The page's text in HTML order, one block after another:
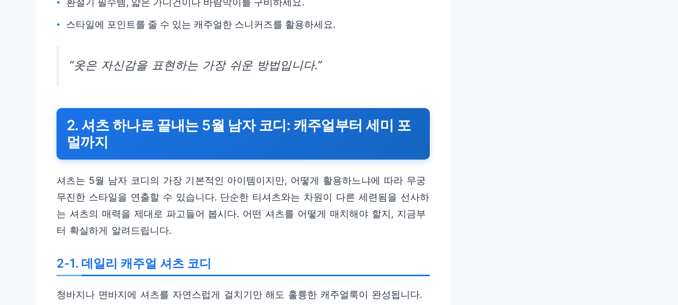
스타일에 포인트를 줄 수 있는 캐주얼한 스니커즈를 활용하세요.
“옷은 자신감을 표현하는 가장 쉬운 방법입니다.”
2. 셔츠 하나로 끝내는 5월 남자 코디: 캐주얼부터 세미 포
멀까지
셔츠는 5월 남자 코디의 가장 기본적인 아이템이지만, 어떻게 활용하느냐에 따라 무궁
무진한 스타일을 연출할 수 있습니다. 단순한 티셔츠와는 차원이 다른 세련됨을 선사하
는 셔츠의 매력을 제대로 파고들어 봅시다. 어떤 셔츠를 어떻게 매치해야 할지, 지금부
터 확실하게 알려드립니다.
2-1. 데일리 캐주얼 셔츠 코디
청바지나 면바지에 셔츠를 자연스럽게 걸치기만 해도 훌륭한 캐주얼룩이 완성됩니다.